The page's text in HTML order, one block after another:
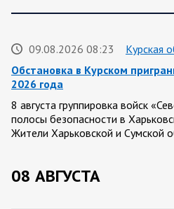
09.08.2026 08:23
Курская
Обстановка в Курском
2026 года
8 августа группировка войск
полосы безопасности в
Жители Харьковской и Сумской
08 АВГУСТА